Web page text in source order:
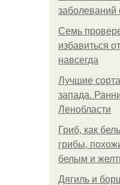
заболеваний
Семь
избавиться
навсегда
Лучшие
запада.
Ленобласти
Гриб, как
грибы,
белым и
Дягиль и